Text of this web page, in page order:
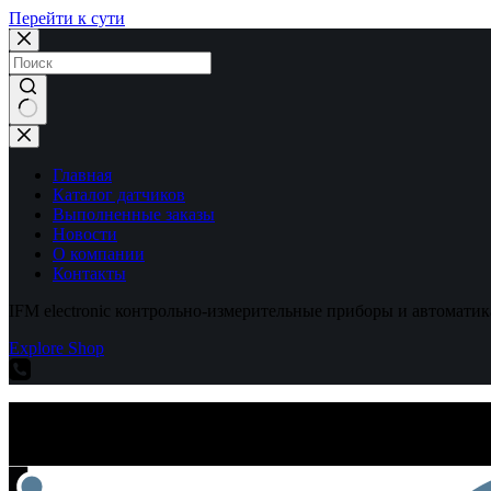
Перейти к сути
Ничего
не
найденоГлавная
Каталог датчиков
Выполненные заказы
Новости
О компании
Контакты
IFM electronic контрольно-измерительные приборы и
Explore Shop